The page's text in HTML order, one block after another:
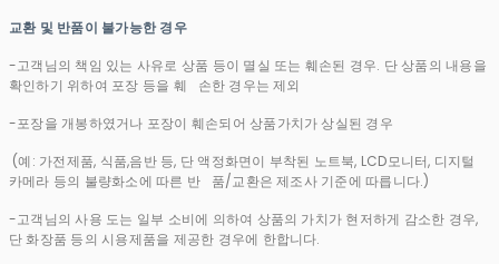
교환 및 반품이 불가능한 경우
-고객님의 책임 있는 사유로 상품 등이 멸실 또는 훼손된 경우. 단 상품의 내용을
확인하기 위하여 포장 등을 훼 손한 경우는 제외
-포장을 개봉하였거나 포장이 훼손되어 상품가치가 상실된 경우
(예: 가전제품, 식품,음반 등, 단 액정화면이 부착된 노트북, LCD모니터, 디지털
카메라 등의 불량화소에 따른 반 품/교환은 제조사 기준에 따릅니다.)
-고객님의 사용 도는 일부 소비에 의하여 상품의 가치가 현저하게 감소한 경우,
단 화장품 등의 시용제품을 제공한 경우에 한합니다.